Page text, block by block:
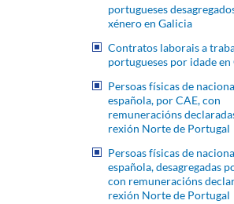
portugueses
xénero en Galicia
Contratos laborais a
portugueses por idade en
Persoas físicas de
española, por CAE, con
remuneracións
rexión Norte de Portugal
Persoas físicas de
española, desagregadas
con remuneracións
rexión Norte de Portugal